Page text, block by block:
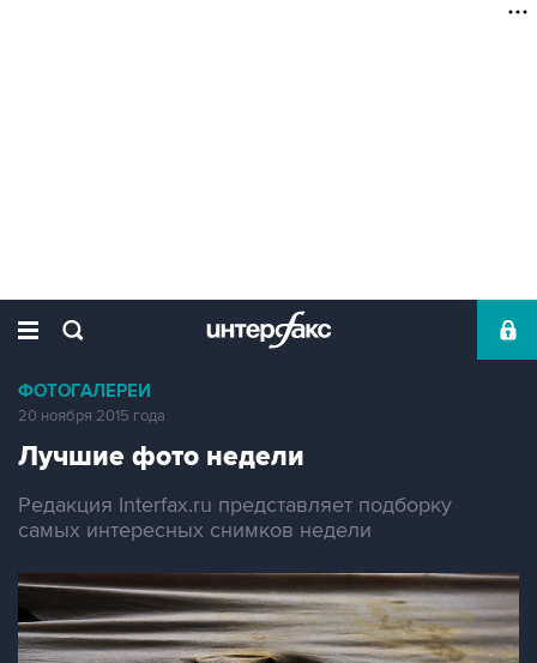
ФОТОГАЛЕРЕИ
20 ноября 2015 года
Лучшие фото недели
Редакция Interfax.ru представляет подборку
самых интересных снимков недели